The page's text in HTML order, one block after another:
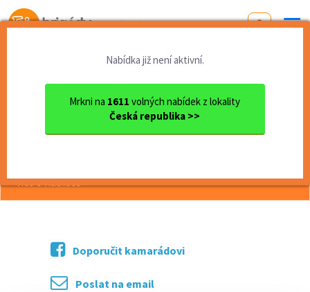
Od první brigády
Nabídka již není aktivní.
Mrkni na 1611 volných nabídek z lokality
Česká republika >>
Liberecký kraj
okres Jablonec nad Nisou
Jablonec nad Nisou
Brigáda (Jablonec nad Nisou)
Brigáda (Jablonec nad Nisou)
více o nabídce >>
Doporučit kamarádovi
Poslat na email